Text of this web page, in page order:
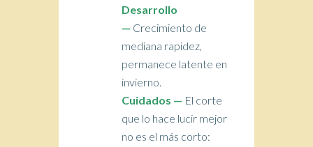
Desarrollo
— Crecimiento de
mediana rapidez,
permanece latente en
invierno.
Cuidados — El corte
que lo hace lucir mejor
no es el más corto: